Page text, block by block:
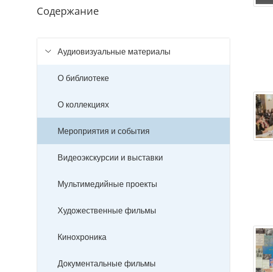
Содержание
Аудиовизуальные материалы
О библиотеке
О коллекциях
Мероприятия и события
Видеоэкскурсии и выставки
Мультимедийные проекты
Художественные фильмы
Кинохроника
Документальные фильмы